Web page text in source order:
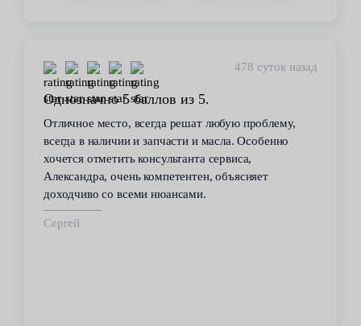
478 суток назад
Однозначно 5 баллов из 5.
Отличное место, всегда решат любую проблему,
всегда в наличии и запчасти и масла. Особенно
хочется отметить консультанта сервиса,
Александра, очень компетентен, объясняет
доходчиво со всеми нюансами.
Сергей